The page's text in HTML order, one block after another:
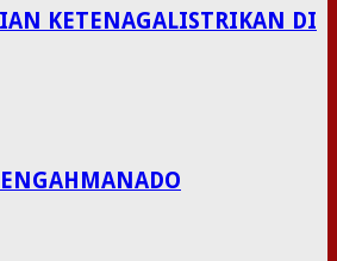
KETENAGALISTRIKAN DI